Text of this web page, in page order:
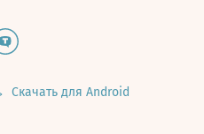
Скачать для Android